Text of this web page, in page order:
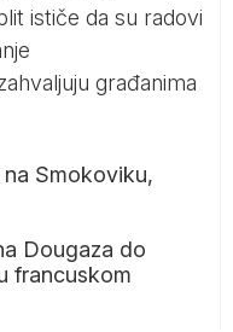
ističe da su radovi
građanima
Smokoviku,
Dougaza do
francuskom